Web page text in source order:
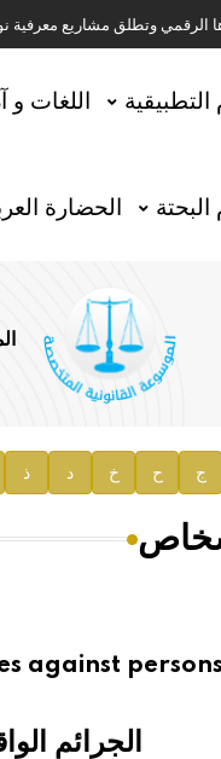
وتطلق مشاريع معرفية
العربية 2025
لهيئة الموسوعة العربية
الآثار في سورية
جديدة في عام 2026
التطبيقية اللغات و
البحتة الحضارة
ج ح خ د ذ
against
الجرائم